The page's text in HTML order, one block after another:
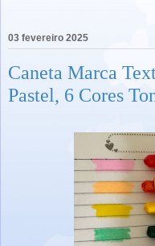
03 fevereiro 2025
Caneta Marca
Pastel, 6 Cores